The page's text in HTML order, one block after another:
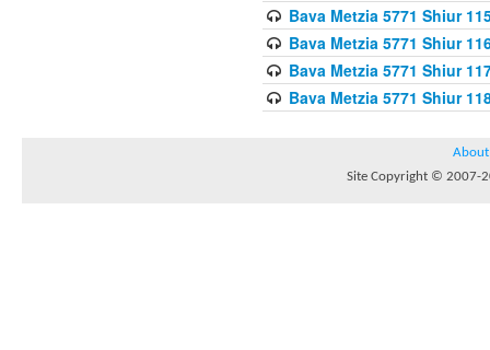
Bava Metzia 5771 Shiur
Bava Metzia 5771 Shiur
Bava Metzia 5771 Shiur
Bava Metzia 5771 Shiur
About
Site Copyright © 2007-